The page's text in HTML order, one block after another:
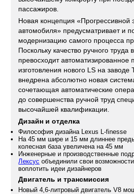
пассажиров.
Новая концепция «Прогрессивной
автомобиля» предусматривает и
модернизацию самого процесса
Поскольку качество ручного труда
превосходит автоматизированное
изготовления нового LS на заводе
внедрена абсолютно новая
сочетающая автоматические
до совершенства ручной труд
высочайшей квалификации.
Дизайн и отделка
Философия дизайна Lexus L-finesse
На 45 мм шире и 15 мм длиннее
колесная база увеличена на 45 мм
Инженерные и производственные
Лексус объединили свои
воплотить идеи дизайнеров
Двигатель и трансмиссия
Новый 4,6-литровый двигатель V8